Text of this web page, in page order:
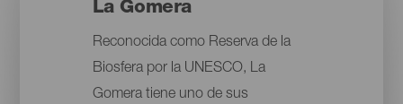
La Gomera
Reconocida como Reserva de la
Biosfera por la UNESCO, La
Gomera tiene uno de sus